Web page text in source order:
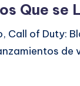
Que se
Call of Duty:
de